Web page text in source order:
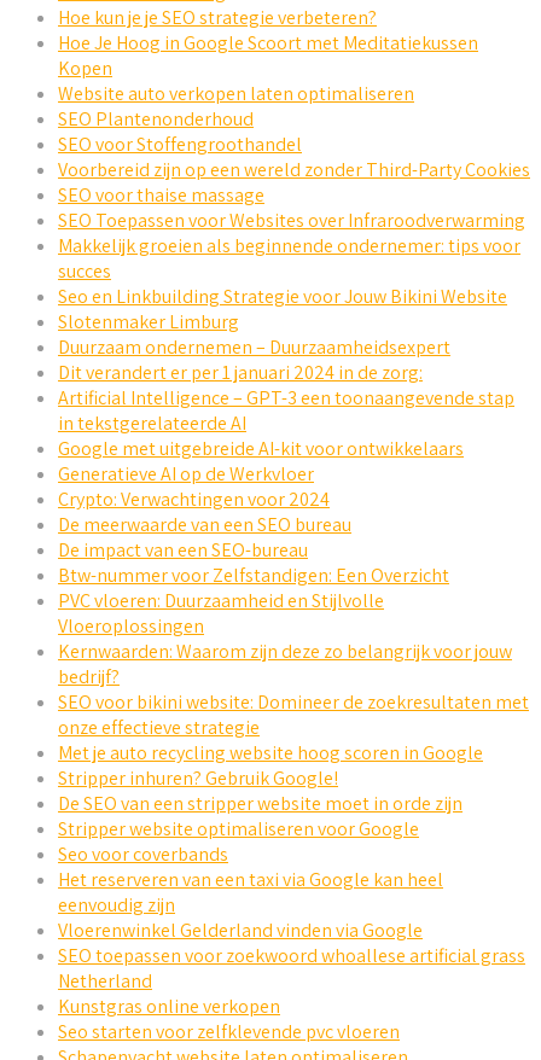
Hoe kun je je SEO strategie verbeteren?
Hoe Je Hoog in Google Scoort met Meditatiekussen
Kopen
Website auto verkopen laten optimaliseren
SEO Plantenonderhoud
SEO voor Stoffengroothandel
Voorbereid zijn op een wereld zonder Third-Party Cookies
SEO voor thaise massage
SEO Toepassen voor Websites over Infraroodverwarming
Makkelijk groeien als beginnende ondernemer: tips voor
succes
Seo en Linkbuilding Strategie voor Jouw Bikini Website
Slotenmaker Limburg
Duurzaam ondernemen – Duurzaamheidsexpert
Dit verandert er per 1 januari 2024 in de zorg:
Artificial Intelligence – GPT-3 een toonaangevende stap
in tekstgerelateerde AI
Google met uitgebreide AI-kit voor ontwikkelaars
Generatieve AI op de Werkvloer
Crypto: Verwachtingen voor 2024
De meerwaarde van een SEO bureau
De impact van een SEO-bureau
Btw-nummer voor Zelfstandigen: Een Overzicht
PVC vloeren: Duurzaamheid en Stijlvolle
Vloeroplossingen
Kernwaarden: Waarom zijn deze zo belangrijk voor jouw
bedrijf?
SEO voor bikini website: Domineer de zoekresultaten met
onze effectieve strategie
Met je auto recycling website hoog scoren in Google
Stripper inhuren? Gebruik Google!
De SEO van een stripper website moet in orde zijn
Stripper website optimaliseren voor Google
Seo voor coverbands
Het reserveren van een taxi via Google kan heel
eenvoudig zijn
Vloerenwinkel Gelderland vinden via Google
SEO toepassen voor zoekwoord whoallese artificial grass
Netherland
Kunstgras online verkopen
Seo starten voor zelfklevende pvc vloeren